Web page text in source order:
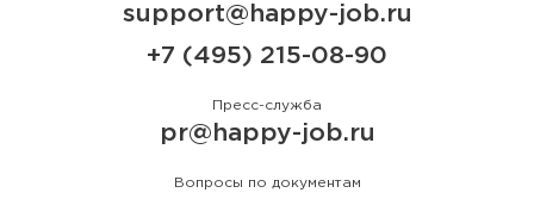
support@happy-job.ru
+7 (495) 215-08-90
Пресс-служба
pr@happy-job.ru
Вопросы по документам